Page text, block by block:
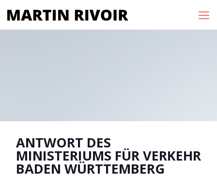
ANTWORT DES
MINISTERIUMS FÜR VERKEHR
BADEN WÜRTTEMBERG